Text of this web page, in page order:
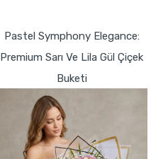
Pastel Symphony Elegance:
Premium Sarı Ve Lila Gül Çiçek
Buketi